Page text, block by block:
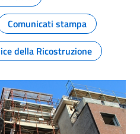
Comunicati stampa
della Ricostruzione